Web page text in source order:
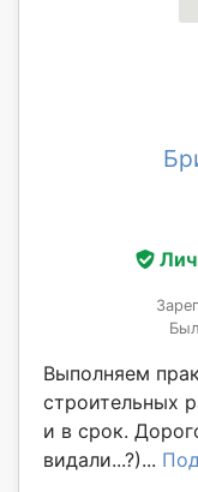
Выполняем
строительных
и в срок.
видали...?)...